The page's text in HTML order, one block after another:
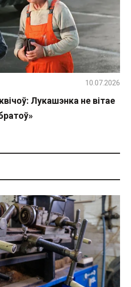
Лукашэнка не вітае
10.07.2026